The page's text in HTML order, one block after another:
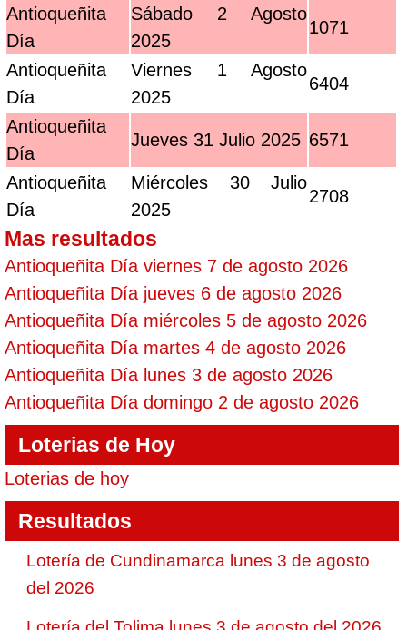
Antioqueñita
Día
Sábado 2 Agosto
2025
1071
Antioqueñita
Día
Viernes 1 Agosto
2025
6404
Antioqueñita
Día
Jueves 31 Julio 2025 6571
Antioqueñita
Día
Miércoles 30 Julio
2025
2708
Mas resultados
Antioqueñita Día viernes 7 de agosto 2026
Antioqueñita Día jueves 6 de agosto 2026
Antioqueñita Día miércoles 5 de agosto 2026
Antioqueñita Día martes 4 de agosto 2026
Antioqueñita Día lunes 3 de agosto 2026
Antioqueñita Día domingo 2 de agosto 2026
Loterias de Hoy
Loterias de hoy
Resultados
Lotería de Cundinamarca lunes 3 de agosto
del 2026